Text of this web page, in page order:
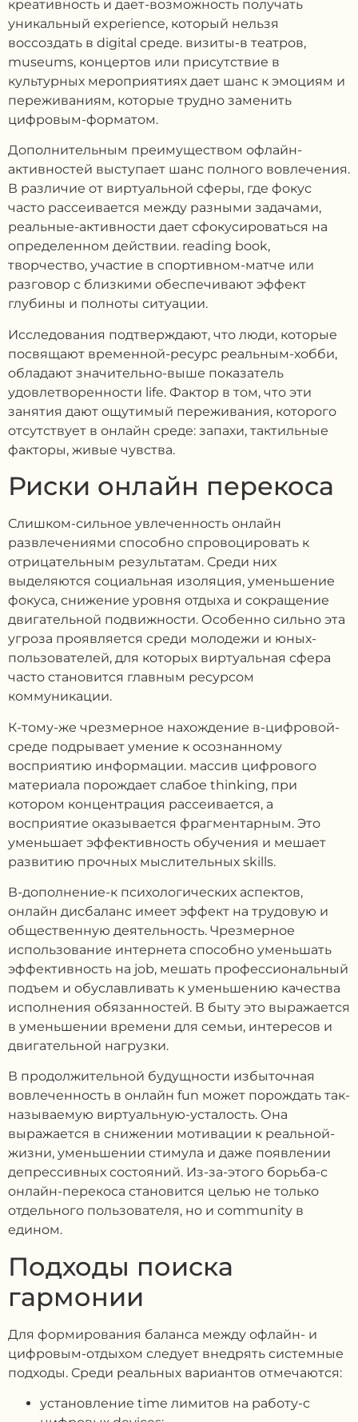
креативность и дает-возможность получать
уникальный experience, который нельзя
воссоздать в digital среде. визиты-в театров,
museums, концертов или присутствие в
культурных мероприятиях дает шанс к эмоциям и
переживаниям, которые трудно заменить
цифровым-форматом.
Дополнительным преимуществом офлайн-
активностей выступает шанс полного вовлечения.
В различие от виртуальной сферы, где фокус
часто рассеивается между разными задачами,
реальные-активности дает сфокусироваться на
определенном действии. reading book,
творчество, участие в спортивном-матче или
разговор с близкими обеспечивают эффект
глубины и полноты ситуации.
Исследования подтверждают, что люди, которые
посвящают временной-ресурс реальным-хобби,
обладают значительно-выше показатель
удовлетворенности life. Фактор в том, что эти
занятия дают ощутимый переживания, которого
отсутствует в онлайн среде: запахи, тактильные
факторы, живые чувства.
Риски онлайн перекоса
Слишком-сильное увлеченность онлайн
развлечениями способно спровоцировать к
отрицательным результатам. Среди них
выделяются социальная изоляция, уменьшение
фокуса, снижение уровня отдыха и сокращение
двигательной подвижности. Особенно сильно эта
угроза проявляется среди молодежи и юных-
пользователей, для которых виртуальная сфера
часто становится главным ресурсом
коммуникации.
К-тому-же чрезмерное нахождение в-цифровой-
среде подрывает умение к осознанному
восприятию информации. массив цифрового
материала порождает слабое thinking, при
котором концентрация рассеивается, а
восприятие оказывается фрагментарным. Это
уменьшает эффективность обучения и мешает
развитию прочных мыслительных skills.
В-дополнение-к психологических аспектов,
онлайн дисбаланс имеет эффект на трудовую и
общественную деятельность. Чрезмерное
использование интернета способно уменьшать
эффективность на job, мешать профессиональный
подъем и обуславливать к уменьшению качества
исполнения обязанностей. В быту это выражается
в уменьшении времени для семьи, интересов и
двигательной нагрузки.
В продолжительной будущности избыточная
вовлеченность в онлайн fun может порождать так-
называемую виртуальную-усталость. Она
выражается в снижении мотивации к реальной-
жизни, уменьшении стимула и даже появлении
депрессивных состояний. Из-за-этого борьба-с
онлайн-перекоса становится целью не только
отдельного пользователя, но и community в
едином.
Подходы поиска
гармонии
Для формирования баланса между офлайн- и
цифровым-отдыхом следует внедрять системные
подходы. Среди реальных вариантов отмечаются:
установление time лимитов на работу-с